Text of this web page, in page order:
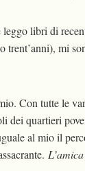
leggo libri di
mi
Con tutte le
dei quartieri
al mio il